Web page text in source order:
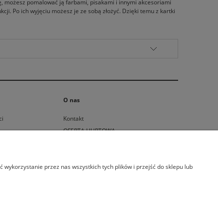
możesz pomalować ją farbami, pisakami i innymi akcesoriami
Po ich wyjęciu możesz je ze sobą złożyć. Dzięki temu z kartki
O nas
Kontakt
OFERTA HURTOWA
przez nas wszystkich tych plików i przejść do sklepu lub